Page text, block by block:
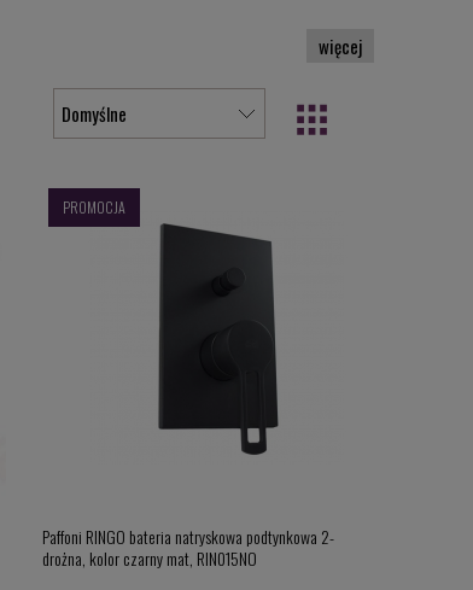
Paffoni RINGO bateria natryskowa podtynkowa 2-
drożna, kolor czarny mat, RIN015NO
PROMOCJA